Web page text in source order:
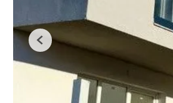
Previous